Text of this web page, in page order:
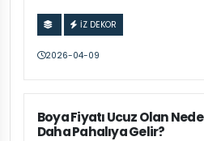
İZ DEKOR
2026-04-09
Boya Fiyatı Ucuz Olan
Daha Pahalıya Gelir?